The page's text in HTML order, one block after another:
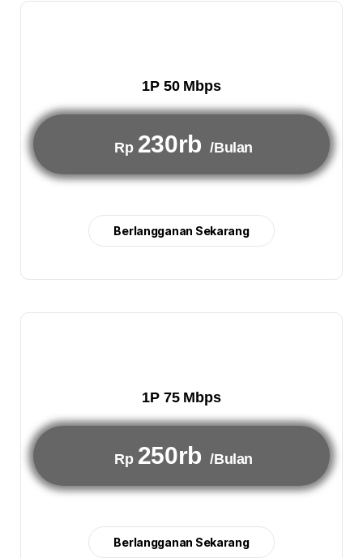
1P 50 Mbps
Rp 230rb /Bulan
Berlangganan Sekarang
1P 75 Mbps
Rp 250rb /Bulan
Berlangganan Sekarang